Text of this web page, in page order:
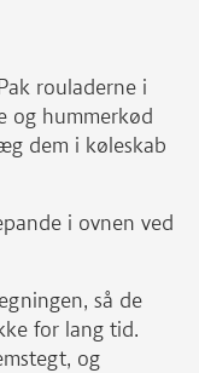
rouladerne i
og hummerkød
dem i køleskab
i ovnen ved
så de
for lang tid.
og